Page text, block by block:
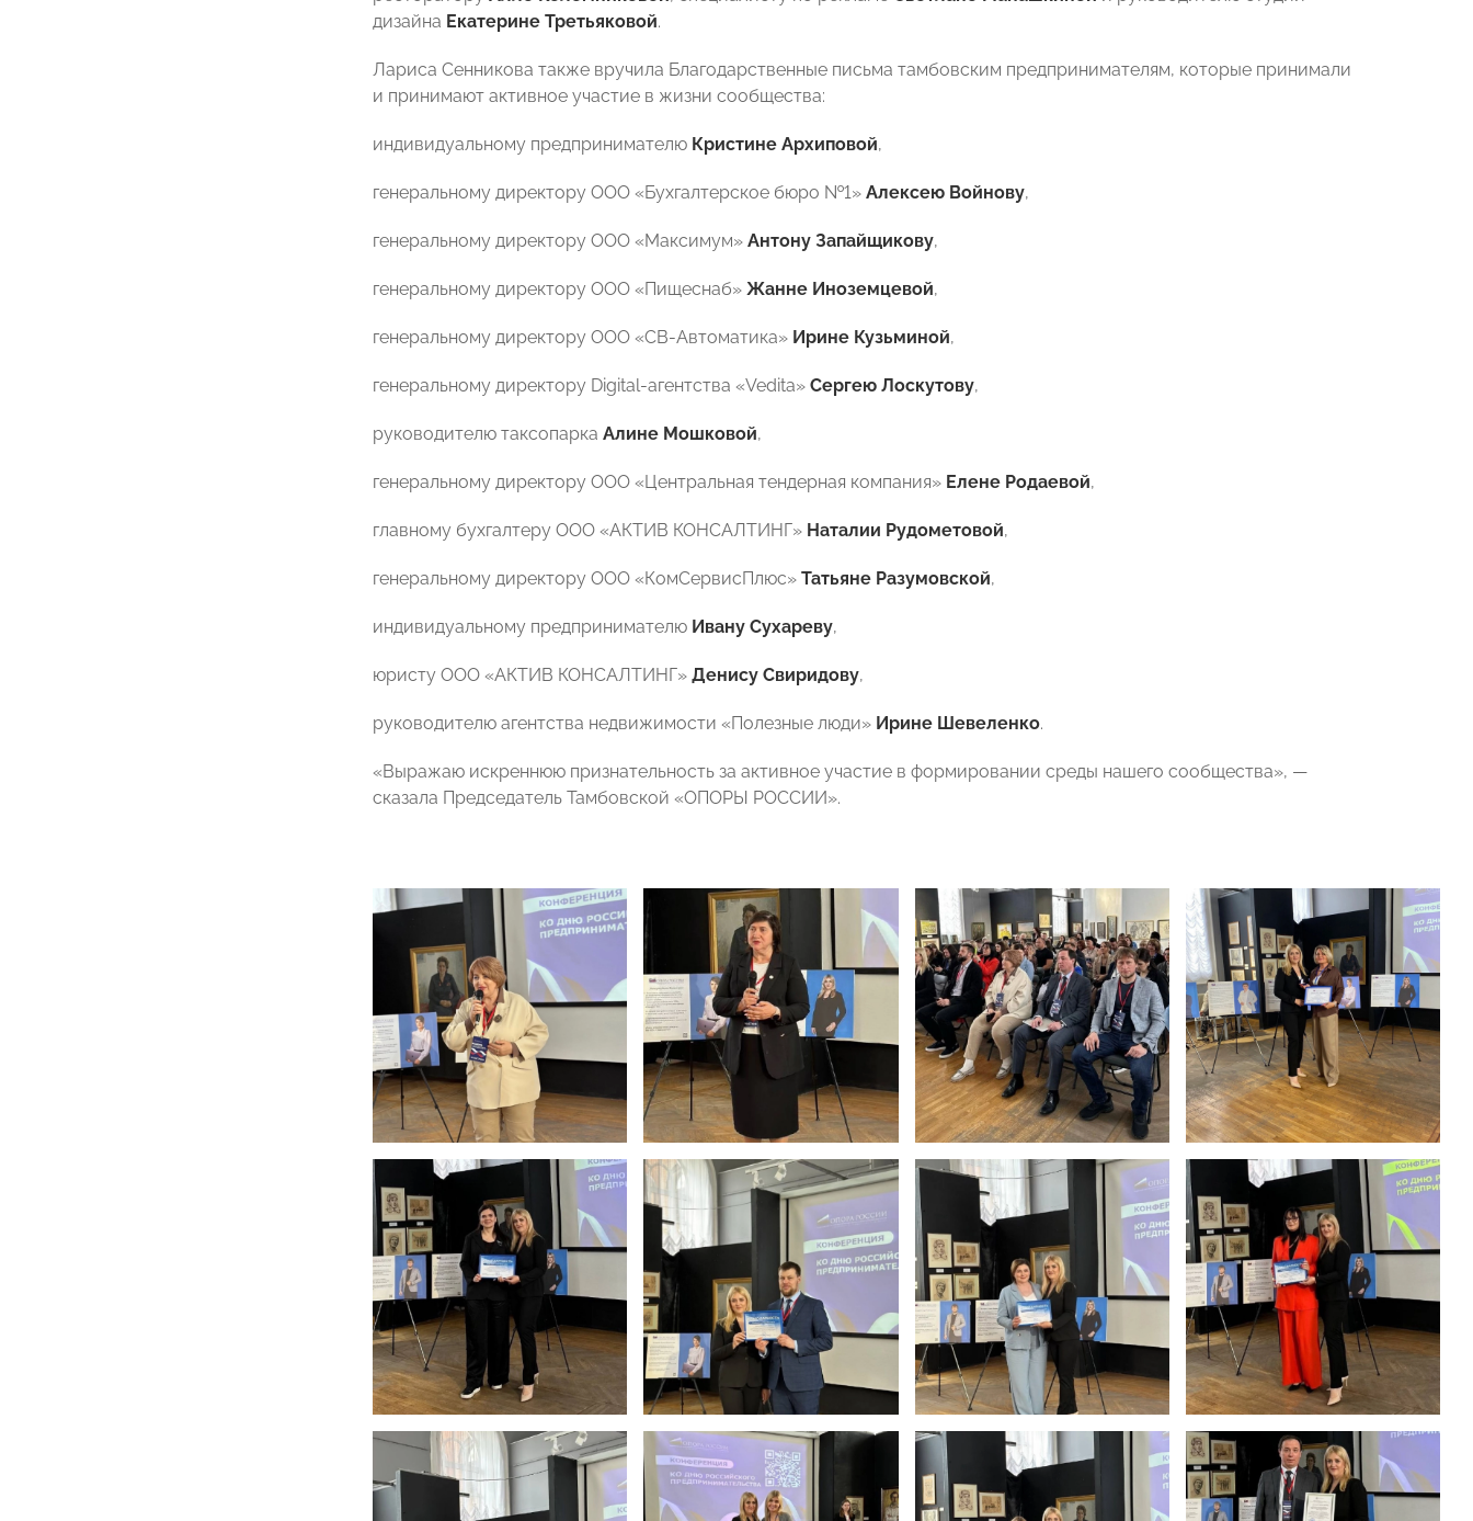
дизайна Екатерине Третьяковой.
Лариса Сенникова также вручила Благодарственные письма тамбовским предпринимателям, которые принимали
и принимают активное участие в жизни сообщества:
индивидуальному предпринимателю Кристине Архиповой,
генеральному директору ООО «Бухгалтерское бюро №1» Алексею Войнову,
генеральному директору ООО «Максимум» Антону Запайщикову,
генеральному директору ООО «Пищеснаб» Жанне Иноземцевой,
генеральному директору ООО «СВ-Автоматика» Ирине Кузьминой,
генеральному директору Digital-агентства «Vedita» Сергею Лоскутову,
руководителю таксопарка Алине Мошковой,
генеральному директору ООО «Центральная тендерная компания» Елене Родаевой,
главному бухгалтеру ООО «АКТИВ КОНСАЛТИНГ» Наталии Рудометовой,
генеральному директору ООО «КомСервисПлюс» Татьяне Разумовской,
индивидуальному предпринимателю Ивану Сухареву,
юристу ООО «АКТИВ КОНСАЛТИНГ» Денису Свиридову,
руководителю агентства недвижимости «Полезные люди» Ирине Шевеленко.
«Выражаю искреннюю признательность за активное участие в формировании среды нашего сообщества», —
сказала Председатель Тамбовской «ОПОРЫ РОССИИ».